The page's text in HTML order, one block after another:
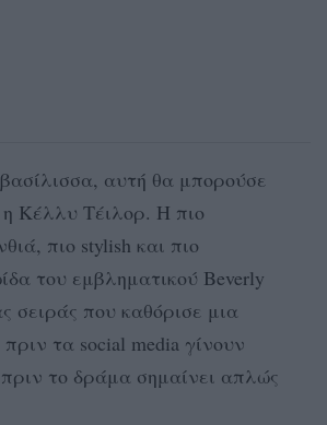
αυτή θα μπορούσε
Κέλλυ Τέιλορ. Η πιο
πιο stylish και πιο
του εμβληματικού Beverly
σειράς που καθόρισε μια
τα social media γίνουν
το δράμα σημαίνει απλώς